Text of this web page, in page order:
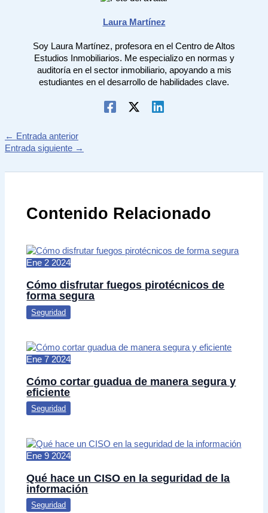
Laura Martínez
Soy Laura Martínez, profesora en el Centro de Altos
Estudios Inmobiliarios. Me especializo en normas y
auditoría en el sector inmobiliario, apoyando a mis
estudiantes en el desarrollo de habilidades clave.
← Entrada anterior
Entrada siguiente →
Contenido Relacionado
Ene 2 2024
Cómo disfrutar fuegos pirotécnicos de
forma segura
Seguridad
Ene 7 2024
Cómo cortar guadua de manera segura y
eficiente
Seguridad
Ene 9 2024
Qué hace un CISO en la seguridad de la
información
Seguridad